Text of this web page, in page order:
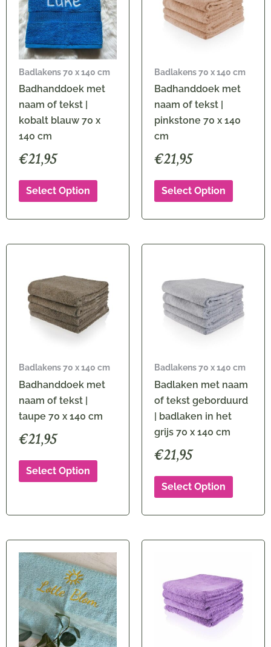
Badlakens 70 x 140 cm
Badhanddoek met
naam of tekst |
kobalt blauw 70 x
140 cm
€21,95
Select Option
Badlakens 70 x 140 cm
Badhanddoek met
naam of tekst |
pinkstone 70 x 140
cm
€21,95
Select Option
Badlakens 70 x 140 cm
Badhanddoek met
naam of tekst |
taupe 70 x 140 cm
€21,95
Select Option
Badlakens 70 x 140 cm
Badlaken met naam
of tekst geborduurd
| badlaken in het
grijs 70 x 140 cm
€21,95
Select Option